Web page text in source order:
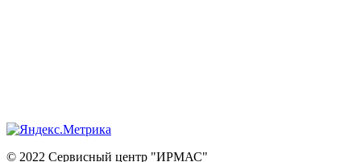
© 2022 Сервисный центр "ИРМАС"